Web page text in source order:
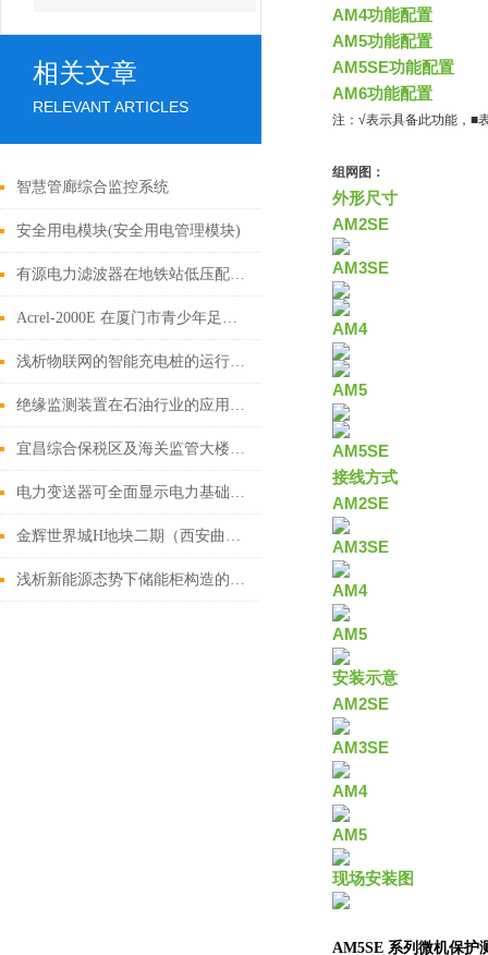
相关文章
RELEVANT ARTICLES
智慧管廊综合监控系统
安全用电模块(安全用电管理模块)
有源电力滤波器在地铁站低压配电系统中的应用分析
Acrel-2000E 在厦门市青少年足球训练中心训练场项目中的应用
浅析物联网的智能充电桩的运行管理平台
绝缘监测装置在石油行业的应用广泛且重要
宜昌综合保税区及海关监管大楼智能照明控制系统的设计和应用
电力变送器可全面显示电力基础设施项目的分布
金辉世界城H地块二期（西安曲江环球广场）项目能耗监控系统 的研究与应用
浅析新能源态势下储能柜构造的应用与创新
AM4功能配置
AM5功能配置
AM5SE功能配置
AM6功能配置
注：√表示具备此功能，■
组网图：
外形尺寸
AM2SE
AM3SE
AM4
AM5
AM5SE
接线方式
AM2SE
AM3SE
AM4
AM5
安装示意
AM2SE
AM3SE
AM4
AM5
现场安装图
AM5SE 系列微机保护